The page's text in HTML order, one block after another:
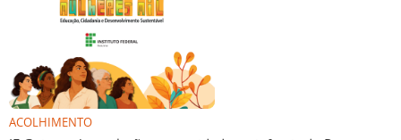
ACOLHIMENTO